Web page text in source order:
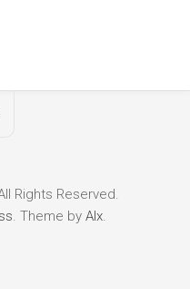
Rights Reserved.
. Theme by Alx.